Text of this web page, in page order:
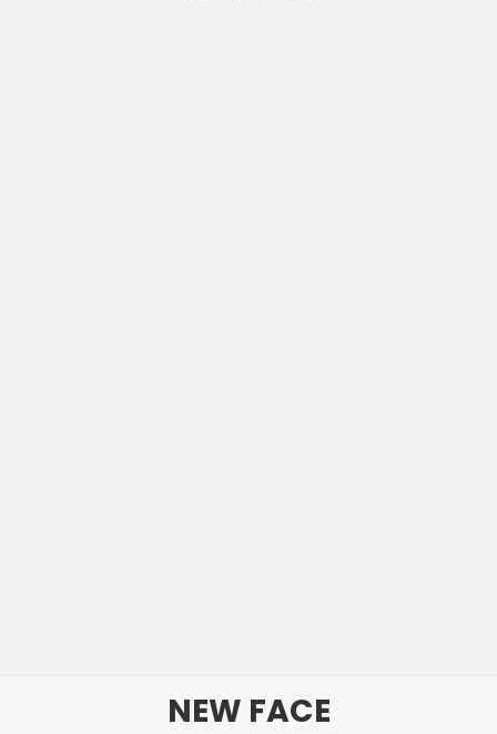
NEW FACE